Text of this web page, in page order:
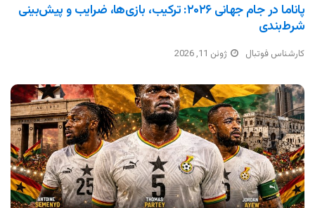
پاناما در جام جهانی ۲۰۲۶: ترکیب، بازی‌ها، ضرایب و پیش‌بینی
شرط‌بندی
کارشناس فوتبال ژوئن 11, 2026